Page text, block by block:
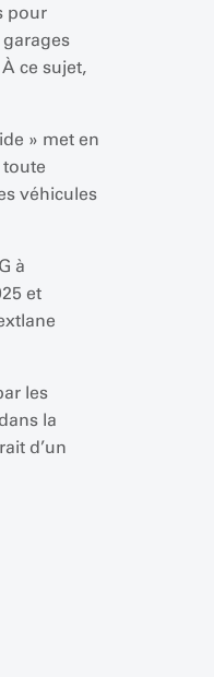
pour
ce sujet,
» met en
véhicules
à
et
les
la
d’un